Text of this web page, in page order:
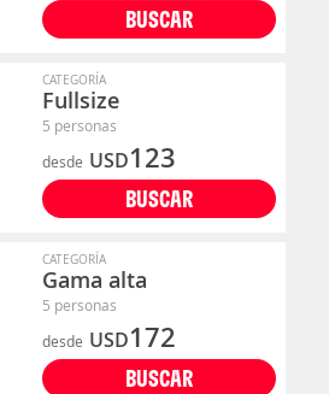
BUSCAR
CATEGORÍA
Fullsize
5 personas
desde USD123
BUSCAR
CATEGORÍA
Gama alta
5 personas
desde USD172
BUSCAR